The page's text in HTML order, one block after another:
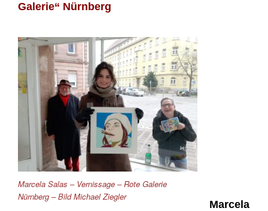
Galerie“ Nürnberg
Marcela Salas – Vernissage – Rote Galerie
Nürnberg – Bild Michael Ziegler
Marcela